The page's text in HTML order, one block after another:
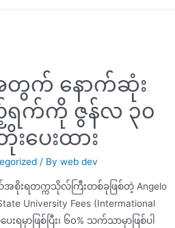
အတွက် နောက်ဆုံး
ရက်ကို ဇွန်လ ၃၀
ပေးထား
/ By web dev
အစိုးရတက္ကသိုလ်ကြီးတစ်ခုဖြစ်တဲ့ Angelo
University Fees (Intermational
းရမှာဖြစ်ပြီး၊ ၆၀% သက်သာမှာဖြစ်ပါ